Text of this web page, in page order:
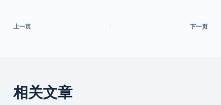
上一页 下一页
相关文章